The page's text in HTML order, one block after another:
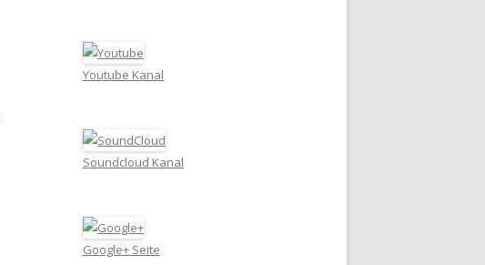
Youtube Kanal
Soundcloud Kanal
Google+ Seite